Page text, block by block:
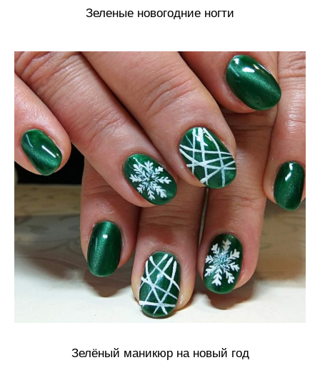
Зеленые новогодние ногти
Зелёный маникюр на новый год